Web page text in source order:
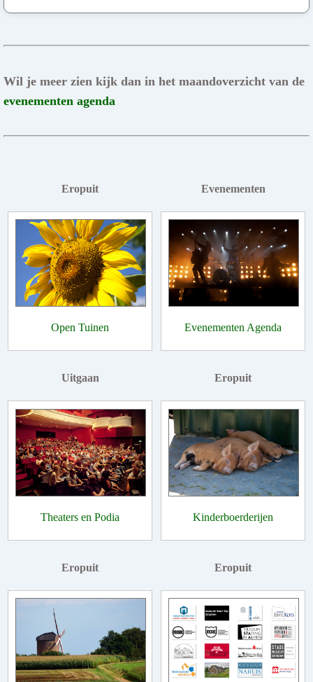
Wil je meer zien kijk dan in het maandoverzicht van de
evenementen agenda
Eropuit
Open Tuinen
Evenementen
Evenementen Agenda
Uitgaan
Theaters en Podia
Eropuit
Kinderboerderijen
Eropuit Eropuit